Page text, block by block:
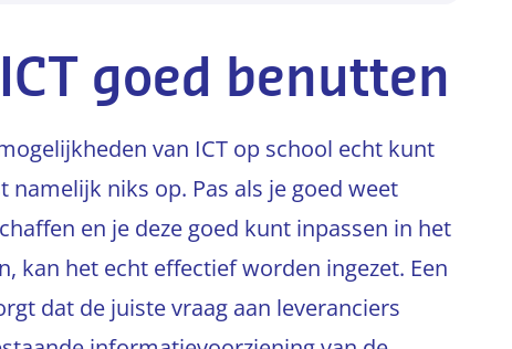
goed benutten
van ICT op school echt kunt
niks op. Pas als je goed weet
en je deze goed kunt inpassen in het
kan het echt effectief worden ingezet. Een
dat de juiste vraag aan leveranciers